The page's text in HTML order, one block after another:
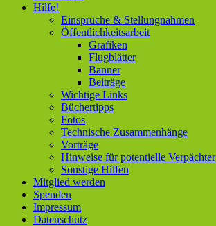
Hilfe!
Einsprüche & Stellungnahmen
Öffentlichkeitsarbeit
Grafiken
Flugblätter
Banner
Beiträge
Wichtige Links
Büchertipps
Fotos
Technische Zusammenhänge
Vorträge
Hinweise für potentielle Verpächter
Sonstige Hilfen
Mitglied werden
Spenden
Impressum
Datenschutz